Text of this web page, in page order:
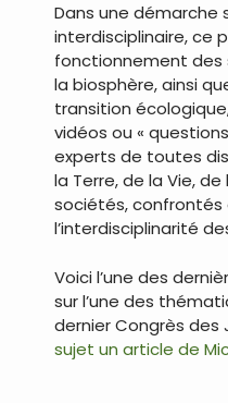
Dans une démarche
interdisciplinaire, ce
fonctionnement
la biosphère, ainsi
transition
vidéos ou «
experts de toutes
la Terre, de la Vie,
sociétés,
l’interdisciplinarité
Voici l’une des
sur l’une des
dernier Congrès des
sujet un article de